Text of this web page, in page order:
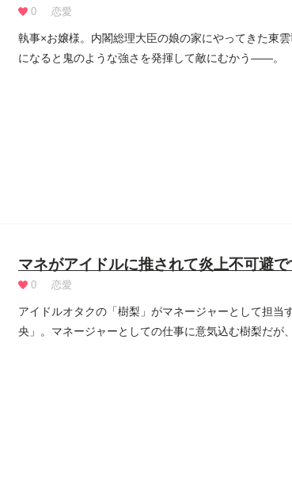
0 恋愛
執事×お嬢様。内閣総理大臣の娘の家にやってきた東
になると鬼のような強さを発揮して敵にむかう――。
マネがアイドルに推されて炎上不可避で
0 恋愛
アイドルオタクの「樹梨」がマネージャーとして担
央」。マネージャーとしての仕事に意気込む樹梨だ